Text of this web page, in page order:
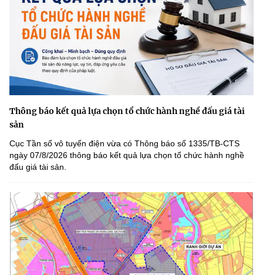
Thông báo kết quả lựa chọn tổ chức hành nghề đấu giá tài
sản
Cục Tần số vô tuyến điện vừa có Thông báo số 1335/TB-CTS
ngày 07/8/2026 thông báo kết quả lựa chọn tổ chức hành nghề
đấu giá tài sản.